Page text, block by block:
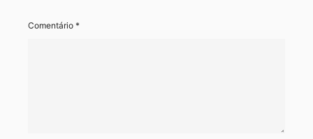
Comentário *